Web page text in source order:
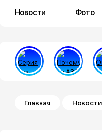
Новости Фото
Строка навигации
Главная Новости